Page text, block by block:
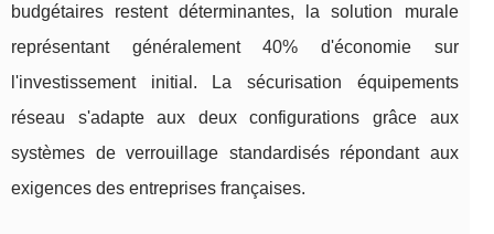
budgétaires restent déterminantes, la solution murale
représentant généralement 40% d'économie sur
l'investissement initial. La sécurisation équipements
réseau s'adapte aux deux configurations grâce aux
systèmes de verrouillage standardisés répondant aux
exigences des entreprises françaises.